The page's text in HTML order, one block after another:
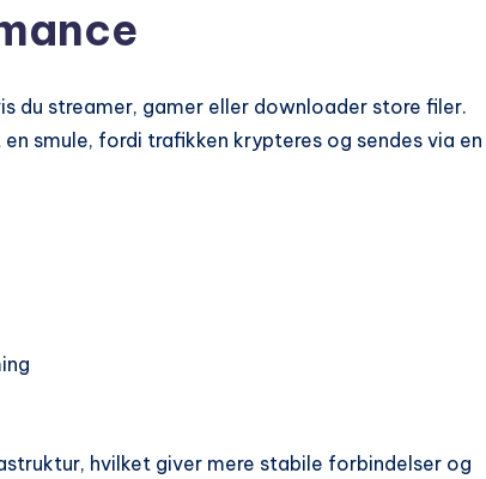
du streamer, gamer eller downloader store filer.
smule, fordi trafikken krypteres og sendes via en
hvilket giver mere stabile forbindelser og